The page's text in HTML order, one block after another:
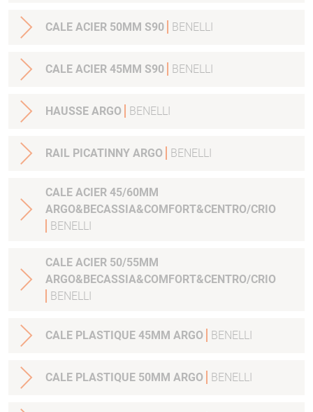
CALE ACIER 50MM S90 BENELLI
CALE ACIER 45MM S90 BENELLI
HAUSSE ARGO BENELLI
RAIL PICATINNY ARGO BENELLI
CALE ACIER 45/60MM
ARGO&BECASSIA&COMFORT&CENTRO/CRIO
BENELLI
CALE ACIER 50/55MM
ARGO&BECASSIA&COMFORT&CENTRO/CRIO
BENELLI
CALE PLASTIQUE 45MM ARGO BENELLI
CALE PLASTIQUE 50MM ARGO BENELLI